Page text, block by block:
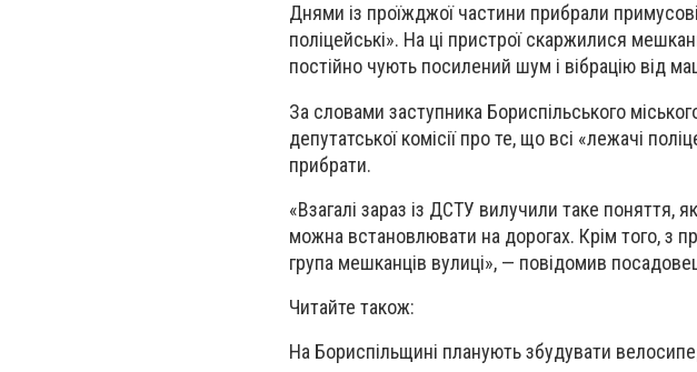
Днями із проїжджої частини прибрали
поліцейські». На ці пристрої скаржилися
постійно чують посилений шум і вібрацію від
За словами заступника Бориспільського
депутатської комісії про те, що всі «лежачі
прибрати.
«Взагалі зараз із ДСТУ вилучили таке поняття,
можна встановлювати на дорогах. Крім того, з
група мешканців вулиці», — повідомив
Читайте також:
На Бориспільщині планують збудувати